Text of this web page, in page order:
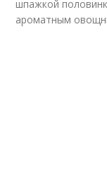
шпажкой
ароматным